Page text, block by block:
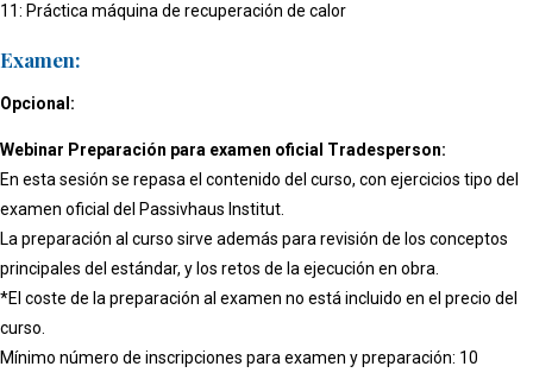
11: Práctica máquina de recuperación de calor
Examen:
Opcional:
Webinar Preparación para examen oficial Tradesperson:
En esta sesión se repasa el contenido del curso, con ejercicios tipo del
examen oficial del Passivhaus Institut.
La preparación al curso sirve además para revisión de los conceptos
principales del estándar, y los retos de la ejecución en obra.
*El coste de la preparación al examen no está incluido en el precio del
curso.
Mínimo número de inscripciones para examen y preparación: 10